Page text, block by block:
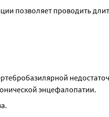
позволяет проводить
энцефалопатии.